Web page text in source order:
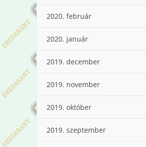
2020. február
2020. január
2019. december
2019. november
2019. október
2019. szeptember